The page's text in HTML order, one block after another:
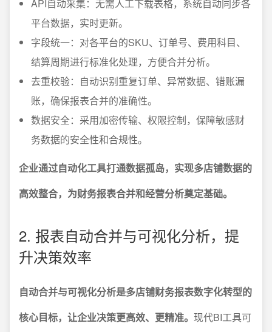
API自动采集：无需人工下载表格，系统自动同步各
平台数据，实时更新。
字段统一：对各平台的SKU、订单号、费用科目、
结算周期进行标准化处理，方便合并分析。
去重校验：自动识别重复订单、异常数据、错账漏
账，确保报表合并的准确性。
数据安全：采用加密传输、权限控制，保障敏感财
务数据的安全性和合规性。
企业通过自动化工具打通数据孤岛，实现多店铺数据的
高效整合，为财务报表合并和经营分析奠定基础。
2. 报表自动合并与可视化分析，提
升决策效率
自动合并与可视化分析是多店铺财务报表数字化转型的
核心目标，让企业决策更高效、更精准。 现代BI工具可